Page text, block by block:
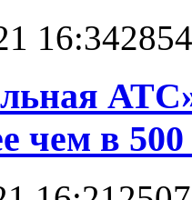
16:34
чем в 500